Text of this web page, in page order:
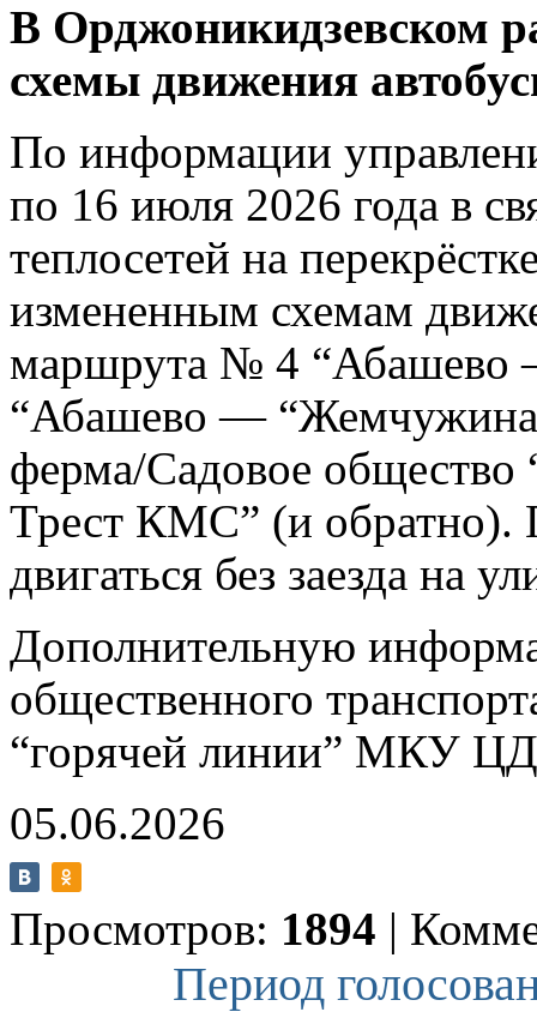
В Орджоникидзевском
схемы движения
По информации
по 16 июля 2026 года в
теплосетей на
измененным схемам
маршрута № 4 “Абашево
“Абашево —
ферма/Садовое
Трест КМС” (и обратно).
двигаться без заезда на
Дополнительную
общественного
“горячей линии” МКУ
05.06.2026
Просмотров: 1894 |
Период